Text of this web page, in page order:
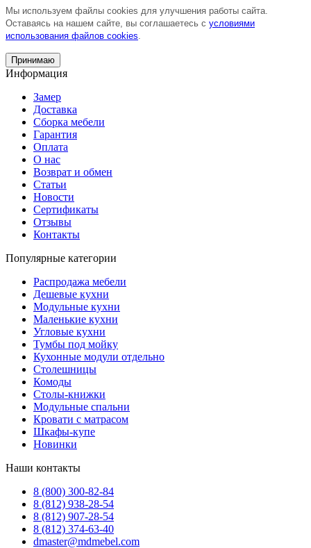
Мы используем файлы cookies для улучшения работы сайта.
Оставаясь на нашем сайте, вы соглашаетесь с условиями
использования файлов cookies.
Принимаю
Информация
Замер
Доставка
Сборка мебели
Гарантия
Оплата
О нас
Возврат и обмен
Статьи
Новости
Сертификаты
Отзывы
Контакты
Популярные категории
Распродажа мебели
Дешевые кухни
Модульные кухни
Маленькие кухни
Угловые кухни
Тумбы под мойку
Кухонные модули отдельно
Столешницы
Комоды
Столы-книжки
Модульные спальни
Кровати с матрасом
Шкафы-купе
Новинки
Наши контакты
8 (800) 300-82-84
8 (812) 938-28-54
8 (812) 907-28-54
8 (812) 374-63-40
dmaster@mdmebel.com